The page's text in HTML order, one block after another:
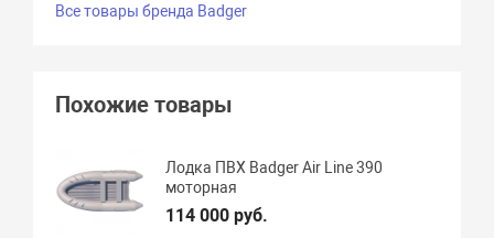
Все товары бренда Badger
Похожие товары
Лодка ПВХ Badger Air Line 390
моторная
114 000 руб.